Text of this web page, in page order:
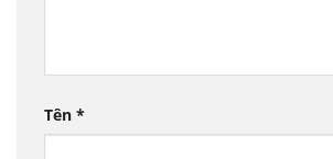
Tên *